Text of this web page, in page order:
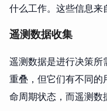
什么工作。这些信息来
遥测数据收集
遥测数据是进行决策
重叠，但它们有不同
命周期状态，而遥测数